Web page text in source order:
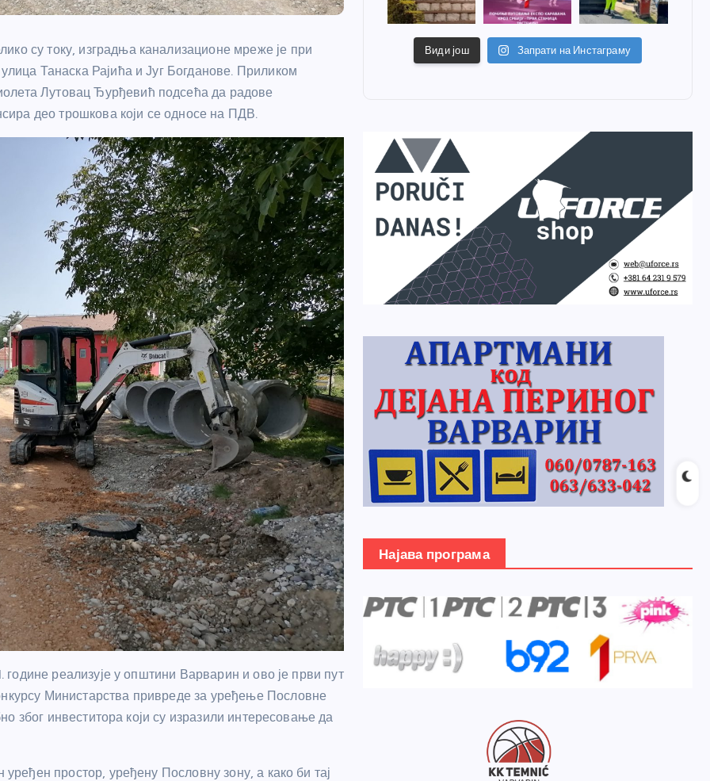
су току, изградња канализационе мреже је при
Танаска Рајића и Југ Богданове. Приликом
Лутовац Ђурђевић подсећа да радове
део трошкова који се односе на ПДВ.
године реализује у општини Варварин и ово је први пут
Министарства привреде за уређење Пословне
због инвеститора који су изразили интересовање да
простор, уређену Пословну зону, а како би тај
Види још Запрати на Инстаграму
Најава програма